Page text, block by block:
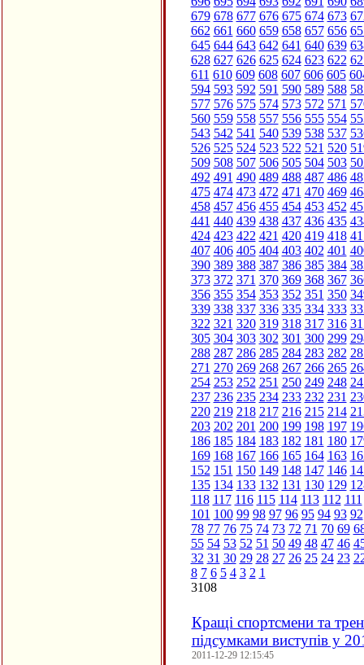
679 678 677 676 675 674 673
662 661 660 659 658 657 656
645 644 643 642 641 640 639
628 627 626 625 624 623 622
611 610 609 608 607 606 605
594 593 592 591 590 589 588
577 576 575 574 573 572 571
560 559 558 557 556 555 554
543 542 541 540 539 538 537
526 525 524 523 522 521 520
509 508 507 506 505 504 503
492 491 490 489 488 487 486
475 474 473 472 471 470 469
458 457 456 455 454 453 452
441 440 439 438 437 436 435
424 423 422 421 420 419 418
407 406 405 404 403 402 401
390 389 388 387 386 385 384
373 372 371 370 369 368 367
356 355 354 353 352 351 350
339 338 337 336 335 334 333
322 321 320 319 318 317 316
305 304 303 302 301 300 299
288 287 286 285 284 283 282
271 270 269 268 267 266 265
254 253 252 251 250 249 248
237 236 235 234 233 232 231
220 219 218 217 216 215 214
203 202 201 200 199 198 197
186 185 184 183 182 181 180
169 168 167 166 165 164 163
152 151 150 149 148 147 146
135 134 133 132 131 130 129
118 117 116 115 114 113 112 111
101 100 99 98 97 96 95 94 93 92
78 77 76 75 74 73 72 71 70 69
55 54 53 52 51 50 49 48 47 46
32 31 30 29 28 27 26 25 24 23
8 7 6 5 4 3 2 1
3108
Кращі спортсмени та
підсумками виступів у
2011-12-29 12:15:45